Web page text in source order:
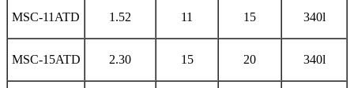
MSC-11ATD 1.52 11 15 340l
MSC-15ATD 2.30 15 20 340l